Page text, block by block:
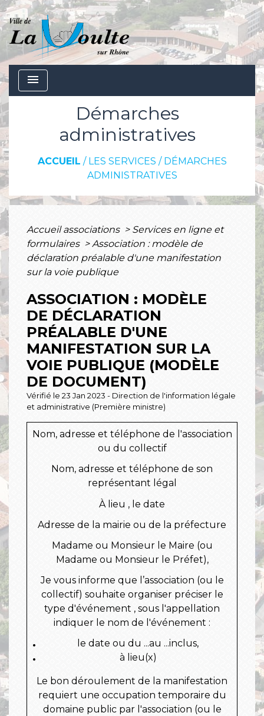
menu
Démarches
administratives
ACCUEIL / LES SERVICES / DÉMARCHES
ADMINISTRATIVES
Accueil associations > Services en ligne et
formulaires > Association : modèle de
déclaration préalable d'une manifestation
sur la voie publique
ASSOCIATION : MODÈLE
DE DÉCLARATION
PRÉALABLE D'UNE
MANIFESTATION SUR LA
VOIE PUBLIQUE (MODÈLE
DE DOCUMENT)
Vérifié le 23 Jan 2023 - Direction de l'information légale
et administrative (Première ministre)
Nom, adresse et téléphone de l'association
ou du collectif
Nom, adresse et téléphone de son
représentant légal
À lieu , le date
Adresse de la mairie ou de la préfecture
Madame ou Monsieur le Maire (ou
Madame ou Monsieur le Préfet),
Je vous informe que l’association (ou le
collectif) souhaite organiser préciser le
type d'événement , sous l'appellation
indiquer le nom de l'événement :
le date ou du ...au ...inclus,
à lieu(x)
Le bon déroulement de la manifestation
requiert une occupation temporaire du
domaine public par l'association (ou le